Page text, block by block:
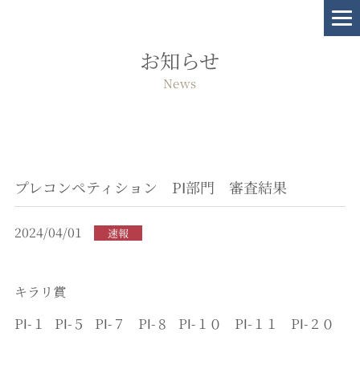
お知らせ
News
プレコンペティション PⅠ部門 審査結果
2024/04/01 速報
キラリ賞
PⅠ-１ PⅠ-５ PⅠ-７ PⅠ-８ PⅠ-１０ PⅠ-１１ PⅠ-２０